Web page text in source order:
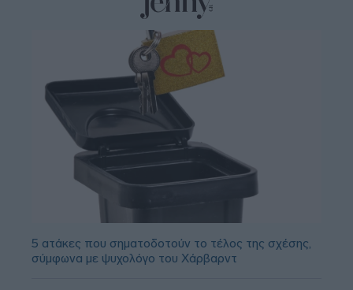
5 ατάκες που σηματοδοτούν το τέλος της σχέσης,
σύμφωνα με ψυχολόγο του Χάρβαρντ